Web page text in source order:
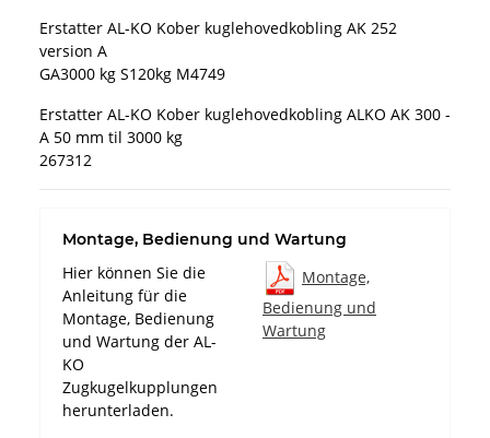
Erstatter AL-KO Kober kuglehovedkobling AK 252
version A
GA3000 kg S120kg M4749
Erstatter AL-KO Kober kuglehovedkobling ALKO AK 300 -
A 50 mm til 3000 kg
267312
Montage, Bedienung und Wartung
Hier können Sie die
Anleitung für die
Montage, Bedienung
und Wartung der AL-
KO
Zugkugelkupplungen
herunterladen.
Montage,
Bedienung und
Wartung